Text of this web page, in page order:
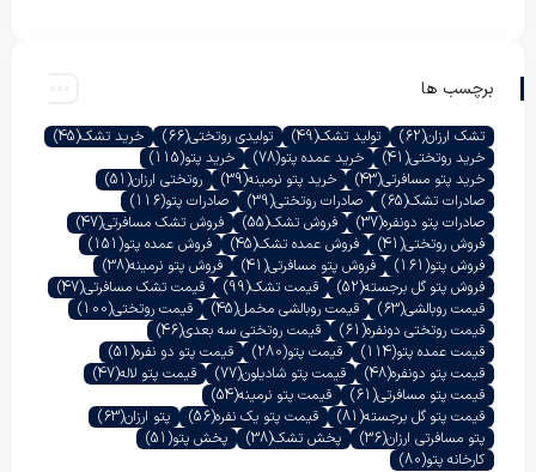
برچسب ها
تشک ارزان(62) تولید تشک(49) تولیدی روتختی(66) خرید تشک(45)
خرید روتختی(41) خرید عمده پتو(78) خرید پتو(115)
خرید پتو مسافرتی(43) خرید پتو نرمینه(39) روتختی ارزان(51)
صادرات تشک(65) صادرات روتختی(39) صادرات پتو(116)
صادرات پتو دونفره(37) فروش تشک(55) فروش تشک مسافرتی(47)
فروش روتختی(41) فروش عمده تشک(45) فروش عمده پتو(151)
فروش پتو(161) فروش پتو مسافرتی(41) فروش پتو نرمینه(38)
فروش پتو گل برجسته(52) قیمت تشک(99) قیمت تشک مسافرتی(47)
قیمت روبالشی(63) قیمت روبالشی مخمل(45) قیمت روتختی(100)
قیمت روتختی دونفره(61) قیمت روتختی سه بعدی(46)
قیمت عمده پتو(114) قیمت پتو(280) قیمت پتو دو نفره(51)
قیمت پتو دونفره(48) قیمت پتو شادیلون(77) قیمت پتو لاله(47)
قیمت پتو مسافرتی(61) قیمت پتو نرمینه(54)
قیمت پتو گل برجسته(81) قیمت پتو یک نفره(56) پتو ارزان(63)
پتو مسافرتی ارزان(36) پخش تشک(38) پخش پتو(51)
کارخانه پتو(80)